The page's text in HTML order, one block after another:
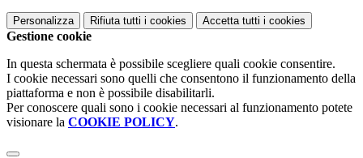
Personalizza Rifiuta tutti i cookies Accetta tutti i cookies
Gestione cookie
In questa schermata è possibile scegliere quali cookie consentire.
I cookie necessari sono quelli che consentono il funzionamento della
piattaforma e non è possibile disabilitarli.
Per conoscere quali sono i cookie necessari al funzionamento potete
visionare la COOKIE POLICY.